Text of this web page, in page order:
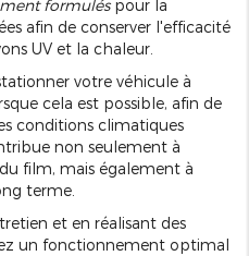
formuléspour la
afin de conserver l'efficacité
UV et la chaleur.
votre véhicule à
cela est possible, afin de
conditions climatiques
non seulement à
film, mais également à
terme.
et en réalisant des
un fonctionnement optimal